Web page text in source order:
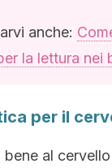
anche:
la lettura nei
per il
al